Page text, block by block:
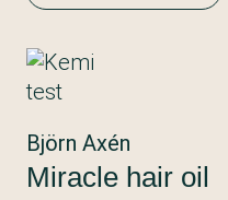
Björn Axén
Miracle hair oil